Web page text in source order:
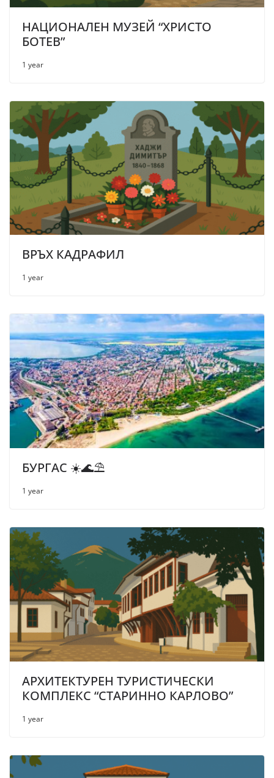
НАЦИОНАЛЕН МУЗЕЙ “ХРИСТО
БОТЕВ”
1 year
ВРЪХ КАДРАФИЛ
1 year
БУРГАС ☀️🌊⛱
1 year
АРХИТЕКТУРЕН ТУРИСТИЧЕСКИ
КОМПЛЕКС “СТАРИННО КАРЛОВО”
1 year